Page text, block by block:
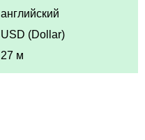
английский
USD (Dollar)
27 м